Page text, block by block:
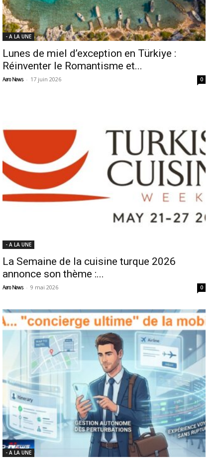
- A LA UNE
Lunes de miel d’exception en Türkiye :
Réinventer le Romantisme et...
Aero News - 17 juin 2026 0
- A LA UNE
La Semaine de la cuisine turque 2026
annonce son thème :...
Aero News - 9 mai 2026 0
- A LA UNE